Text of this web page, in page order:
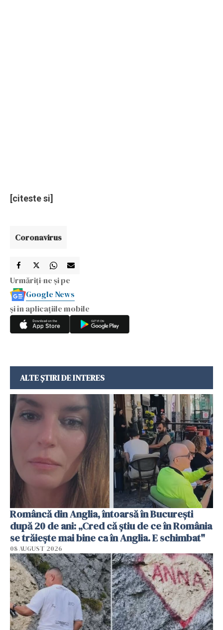
[citeste si]
Coronavirus
Urmăriți-ne și pe
Google News
și în aplicațiile mobile
ALTE ȘTIRI DE INTERES
Româncă din Anglia, întoarsă în București
după 20 de ani: „Cred că știu de ce în România
se trăiește mai bine ca în Anglia. E schimbat"
08 AUGUST 2026